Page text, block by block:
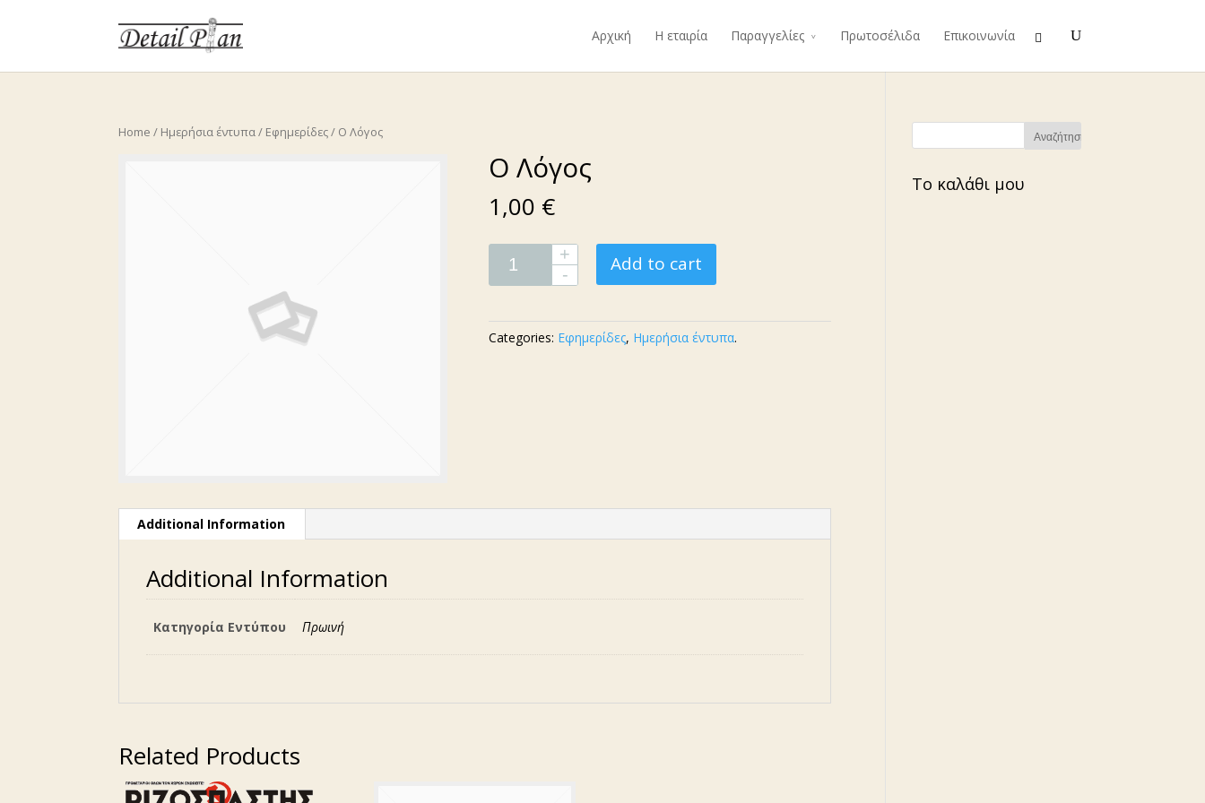
Αρχική Η εταιρία Παραγγελίες Πρωτοσέλιδα Επικοινωνία
Home / Ημερήσια έντυπα/ Εφημερίδες/ Ο Λόγος
Ο Λόγος
1,00 €
Add to cart
Categories: Εφημερίδες, Ημερήσια έντυπα.
Additional Information
Additional Information
Κατηγορία Εντύπου Πρωινή
Related Products
Το καλάθι μου